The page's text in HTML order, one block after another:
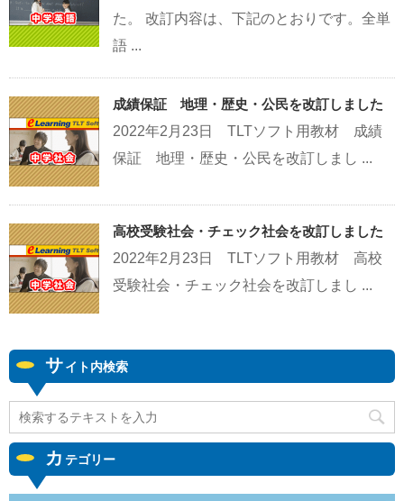
た。 改訂内容は、下記のとおりです。全単
語 ...
成績保証 地理・歴史・公民を改訂しました
2022年2月23日 TLTソフト用教材 成績
保証 地理・歴史・公民を改訂しまし ...
高校受験社会・チェック社会を改訂しました
2022年2月23日 TLTソフト用教材 高校
受験社会・チェック社会を改訂しまし ...
サイト内検索
カ テゴリー